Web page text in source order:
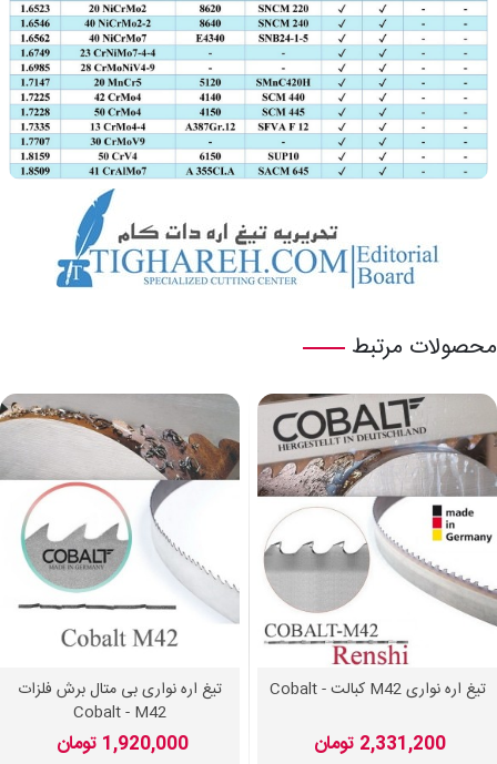
محصولات مرتبط
تیغ اره نواری M42 کبالت - Cobalt
2,331,200 تومان
تیغ اره نواری بی متال برش فلزات
Cobalt - M42
1,920,000 تومان